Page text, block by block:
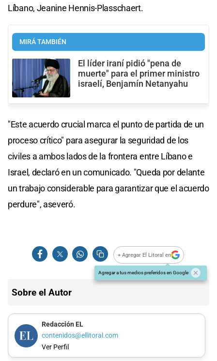
Líbano, Jeanine Hennis-Plasschaert.
MIRÁ TAMBIÉN
El líder iraní pidió "pena de
muerte" para el primer ministro
israelí, Benjamín Netanyahu
"Este acuerdo crucial marca el punto de partida de un
proceso crítico" para asegurar la seguridad de los
civiles a ambos lados de la frontera entre Líbano e
Israel, declaró en un comunicado. "Queda por delante
un trabajo considerable para garantizar que el acuerdo
perdure", aseveró.
+ Agregar El Litoral en
Agregar a tus medios preferidos en Google
Sobre el Autor
Redacción EL
contenidos@ellitoral.com
Ver Perfil